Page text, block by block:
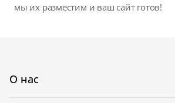
мы их разместим и ваш сайт готов!
О нас